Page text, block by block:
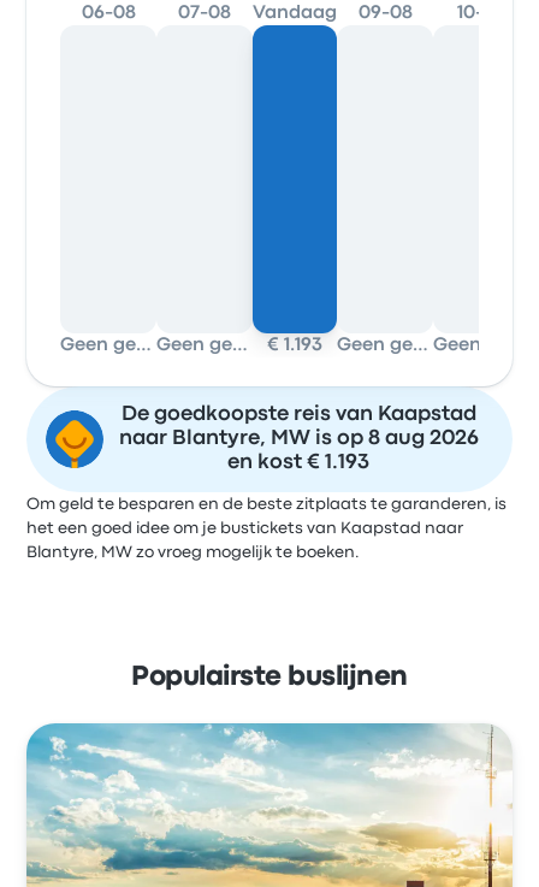
06-08
Geen gegevens
07-08
Geen gegevens
Vandaag
€ 1.193
09-08
Geen gegevens
10-08
De goedkoopste reis van Kaapstad
naar Blantyre, MW is op 8 aug 2026
en kost € 1.193
Om geld te besparen en de beste zitplaats te garanderen, is
het een goed idee om je bustickets van Kaapstad naar
Blantyre, MW zo vroeg mogelijk te boeken.
Populairste buslijnen